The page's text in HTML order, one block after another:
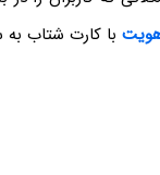
با کارت شتاب